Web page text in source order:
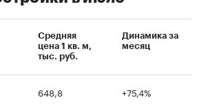
/ 00:00
Средняя
цена 1 кв. м,
тыс. руб.
Динамика за
месяц
648,8 +75,4%